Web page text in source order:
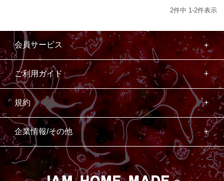
2件中 1-2件表示
会員サービス
ご利用ガイド
規約
企業情報/その他